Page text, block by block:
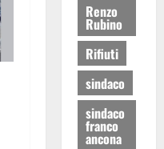
Renzo
Rubino
Rifiuti
sindaco
sindaco
franco
ancona